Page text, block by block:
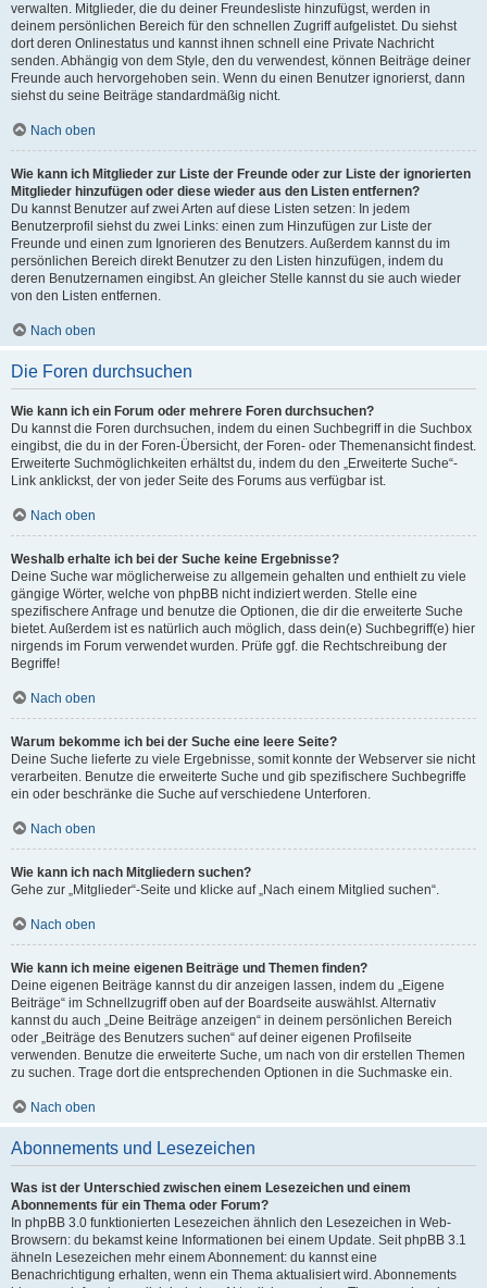
verwalten. Mitglieder, die du deiner Freundesliste hinzufügst, werden in
deinem persönlichen Bereich für den schnellen Zugriff aufgelistet. Du siehst
dort deren Onlinestatus und kannst ihnen schnell eine Private Nachricht
senden. Abhängig von dem Style, den du verwendest, können Beiträge deiner
Freunde auch hervorgehoben sein. Wenn du einen Benutzer ignorierst, dann
siehst du seine Beiträge standardmäßig nicht.
Nach oben
Wie kann ich Mitglieder zur Liste der Freunde oder zur Liste der ignorierten
Mitglieder hinzufügen oder diese wieder aus den Listen entfernen?
Du kannst Benutzer auf zwei Arten auf diese Listen setzen: In jedem
Benutzerprofil siehst du zwei Links: einen zum Hinzufügen zur Liste der
Freunde und einen zum Ignorieren des Benutzers. Außerdem kannst du im
persönlichen Bereich direkt Benutzer zu den Listen hinzufügen, indem du
deren Benutzernamen eingibst. An gleicher Stelle kannst du sie auch wieder
von den Listen entfernen.
Nach oben
Die Foren durchsuchen
Wie kann ich ein Forum oder mehrere Foren durchsuchen?
Du kannst die Foren durchsuchen, indem du einen Suchbegriff in die Suchbox
eingibst, die du in der Foren-Übersicht, der Foren- oder Themenansicht findest.
Erweiterte Suchmöglichkeiten erhältst du, indem du den „Erweiterte Suche“-
Link anklickst, der von jeder Seite des Forums aus verfügbar ist.
Nach oben
Weshalb erhalte ich bei der Suche keine Ergebnisse?
Deine Suche war möglicherweise zu allgemein gehalten und enthielt zu viele
gängige Wörter, welche von phpBB nicht indiziert werden. Stelle eine
spezifischere Anfrage und benutze die Optionen, die dir die erweiterte Suche
bietet. Außerdem ist es natürlich auch möglich, dass dein(e) Suchbegriff(e) hier
nirgends im Forum verwendet wurden. Prüfe ggf. die Rechtschreibung der
Begriffe!
Nach oben
Warum bekomme ich bei der Suche eine leere Seite?
Deine Suche lieferte zu viele Ergebnisse, somit konnte der Webserver sie nicht
verarbeiten. Benutze die erweiterte Suche und gib spezifischere Suchbegriffe
ein oder beschränke die Suche auf verschiedene Unterforen.
Nach oben
Wie kann ich nach Mitgliedern suchen?
Gehe zur „Mitglieder“-Seite und klicke auf „Nach einem Mitglied suchen“.
Nach oben
Wie kann ich meine eigenen Beiträge und Themen finden?
Deine eigenen Beiträge kannst du dir anzeigen lassen, indem du „Eigene
Beiträge“ im Schnellzugriff oben auf der Boardseite auswählst. Alternativ
kannst du auch „Deine Beiträge anzeigen“ in deinem persönlichen Bereich
oder „Beiträge des Benutzers suchen“ auf deiner eigenen Profilseite
verwenden. Benutze die erweiterte Suche, um nach von dir erstellen Themen
zu suchen. Trage dort die entsprechenden Optionen in die Suchmaske ein.
Nach oben
Abonnements und Lesezeichen
Was ist der Unterschied zwischen einem Lesezeichen und einem
Abonnements für ein Thema oder Forum?
In phpBB 3.0 funktionierten Lesezeichen ähnlich den Lesezeichen in Web-
Browsern: du bekamst keine Informationen bei einem Update. Seit phpBB 3.1
ähneln Lesezeichen mehr einem Abonnement: du kannst eine
Benachrichtigung erhalten, wenn ein Thema aktualisiert wird. Abonnements